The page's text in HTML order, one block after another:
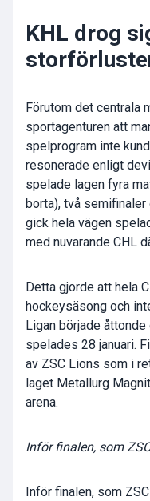
KHL drog
Förutom det centrala
sportagenturen att
spelprogram inte
resonerade enligt
spelade lagen fyra
borta), två
gick hela vägen
med nuvarande CHL
Detta gjorde att hela
hockeysäsong och
Ligan började
spelades 28 januari.
av ZSC Lions som i
laget Metallurg
arena.
Inför finalen, som
Inför finalen, som